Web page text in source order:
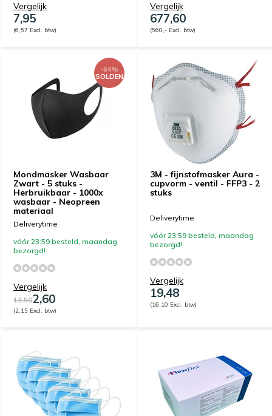
Vergelijk
7,95
(6,57 Excl. btw)
Vergelijk
677,60
(560,- Excl. btw)
Mondmasker Wasbaar
Zwart - 5 stuks -
Herbruikbaar - 1000x
wasbaar - Neopreen
materiaal
-84%
SOLDEN
Deliverytime
vóór 23:59 besteld, maandag
bezorgd!
Vergelijk
13,502,60
(2,15 Excl. btw)
3M - fijnstofmasker Aura -
cupvorm - ventil - FFP3 - 2
stuks
Deliverytime
vóór 23:59 besteld, maandag
bezorgd!
Vergelijk
19,48
(16,10 Excl. btw)